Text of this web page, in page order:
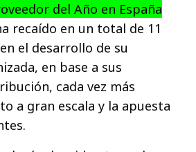
del Año en España
recaído en un total de 11
el desarrollo de su
en base a sus
cada vez más
a gran escala y la apuesta